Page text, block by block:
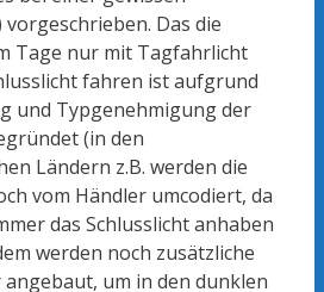
Das die
Tage nur mit Tagfahrlicht
fahren ist aufgrund
und Typgenehmigung der
(in den
Ländern z.B. werden die
vom Händler umcodiert, da
das Schlusslicht anhaben
werden noch zusätzliche
um in den dunklen